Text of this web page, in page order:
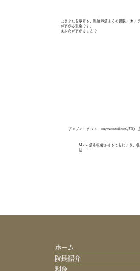
上まぶたを挙げる、眼瞼挙筋とその腱膜、およ
が下がる現象です。
​まぶたが下がることで
アップニークミニ oxymetazoline(0/1%)
Muller筋を収縮させることにより、
法
ホーム
院長紹介
料金